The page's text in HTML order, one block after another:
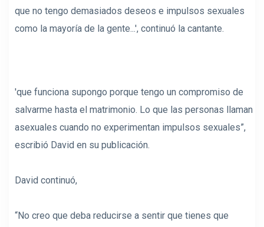
que no tengo demasiados deseos e impulsos sexuales
como la mayoría de la gente...', continuó la cantante.
'que funciona supongo porque tengo un compromiso de
salvarme hasta el matrimonio. Lo que las personas llaman
asexuales cuando no experimentan impulsos sexuales”,
escribió David en su publicación.
David continuó,
“No creo que deba reducirse a sentir que tienes que